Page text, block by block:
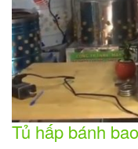
Tủ hấp bánh